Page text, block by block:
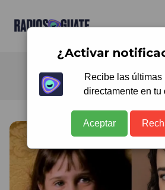
Radios Guate
¿Activar
Recibe las últimas
directamente en tu
Aceptar